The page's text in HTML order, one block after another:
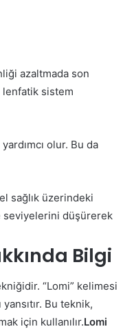
azaltmada son
lenfatik sistem
olur. Bu da
sağlık üzerindeki
seviyelerini düşürerek
Bilgi
“Lomi” kelimesi
Bu teknik,
için kullanılır.Lomi